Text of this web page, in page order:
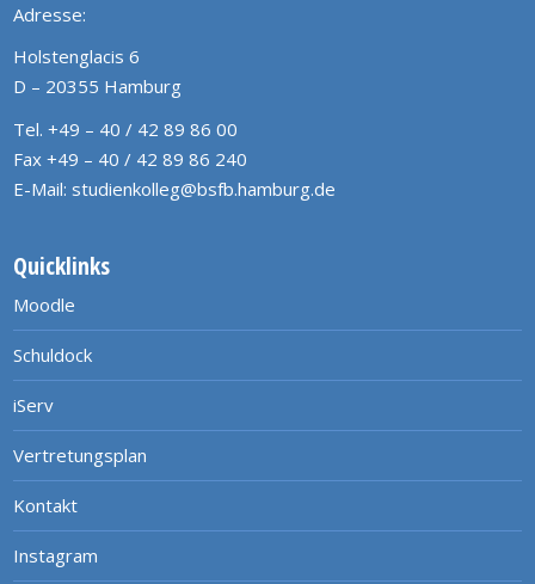
Adresse:
Holstenglacis 6
D – 20355 Hamburg
Tel. +49 – 40 / 42 89 86 00
Fax +49 – 40 / 42 89 86 240
E-Mail: studienkolleg@bsfb.hamburg.de
Quicklinks
Moodle
Schuldock
iServ
Vertretungsplan
Kontakt
Instagram